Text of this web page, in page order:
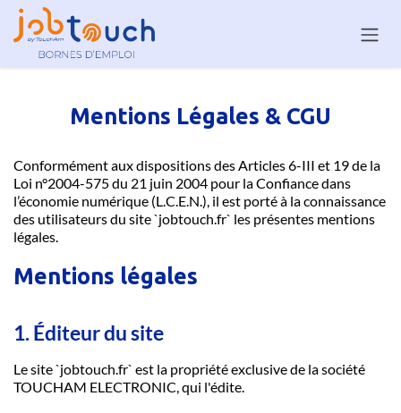
Se rendre au contenu
Mentions Légales & CGU
Conformément aux dispositions des Articles 6-III et 19 de la
Loi n°2004-575 du 21 juin 2004 pour la Confiance dans
l’économie numérique (L.C.E.N.), il est porté à la connaissance
des utilisateurs du site `jobtouch.fr` les présentes mentions
légales.
Mentions légales
1. Éditeur du site
Le site `jobtouch.fr` est la propriété exclusive de la société
TOUCHAM ELECTRONIC, qui l'édite.